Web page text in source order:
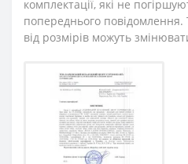
комплектації, які не
попереднього повідомлення.
від розмірів можуть